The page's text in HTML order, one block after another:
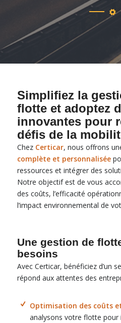
Simplifiez la
flotte et adoptez
innovantes pour
défis de la
Chez Certicar, nous offrons
complète et personnalisée
ressources et intégrer des
Notre objectif est de vous
des coûts, l’efficacité
l’impact environnemental de
Une gestion de
besoins
Avec Certicar, bénéficiez d’un
répond aux attentes des
Optimisation des coûts
analysons votre flotte pour